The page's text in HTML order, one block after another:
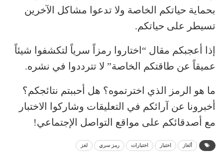
بحماية حياتكم الخاصة ولا تدعوا مشاكل الآخرين
تسيطر على حياتكم.
إذا أعجبكم مقال “اختاروا رمزاً سرياً لتكشفوا شيئاً
عميقاً عن طاقتكم الخاصة” لا تترددوا في نشره.
ما هو الرمز الذي اخترتموه؟ هل أحببتم نتائجكم؟
أخبرونا عن آرائكم في التعليقات وشاركوا الاختبار
مع أصدقائكم على مواقع التواصل الإجتماعي!
ألغاز اختبار اختبارات رمز سري لغز